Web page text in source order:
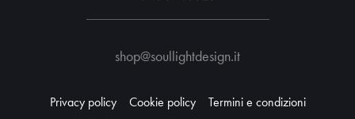
shop@soullightdesign.it
Privacy policy Cookie policy
Termini e condizioni